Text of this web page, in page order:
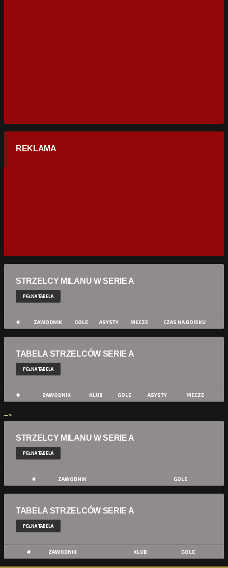
REKLAMA
STRZELCY MILANU W SERIE A
PEŁNA TABELA
# ZAWODNIK GOLE ASYSTY MECZE CZAS NA BOISKU
TABELA STRZELCÓW SERIE A
PEŁNA TABELA
# ZAWODNIK KLUB GOLE ASYSTY MECZE
-->
STRZELCY MILANU W SERIE A
PEŁNA TABELA
# ZAWODNIK GOLE
TABELA STRZELCÓW SERIE A
PEŁNA TABELA
# ZAWODNIK KLUB GOLE